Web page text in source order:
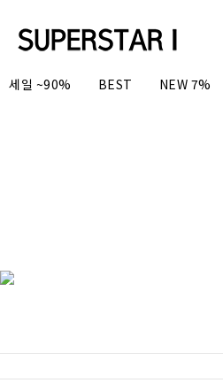
세일 ~90% BEST NEW 7%